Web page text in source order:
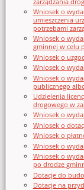
Wniosek o
umieszczenia
potrzebami
Wniosek o
gminnej w celu
Wniosek o
Wniosek o
Wniosek o
publicznego
Udzielenia
drogowego w
Wniosek o
Wniosek o
Wniosek o
Wniosek o
Wniosek o
po drodze
Dotacje do
Dotacje na